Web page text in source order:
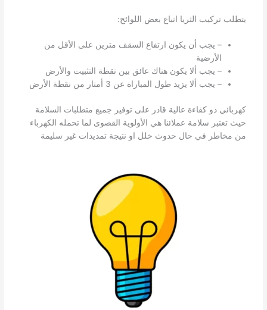
يتطلب تركيب الثريا اتباع بعض اللوائح:
– يجب أن يكون ارتفاع السقف مترين على الأقل من
الأرضية
– يجب ألا يكون هناك عائق بين نقطة التثبيت والأرض
– يجب ألا يزيد طول المباراة عن 3 أمتار من نقطة الأرض
كهربائي ذو كفاءة عالية قادر على توفير جميع متطلبات السلامة
حيث تعتبر سلامة عملائنا هي الأولوية القصوى لما تحمله الكهرباء
من مخاطر في حال حدوث خلل او نتيجة تمديدات غير سليمة